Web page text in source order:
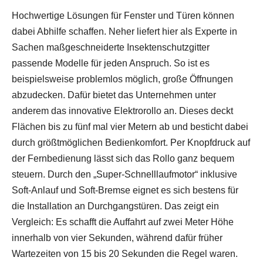
Hochwertige Lösungen für Fenster und Türen können
dabei Abhilfe schaffen. Neher liefert hier als Experte in
Sachen maßgeschneiderte Insektenschutzgitter
passende Modelle für jeden Anspruch. So ist es
beispielsweise problemlos möglich, große Öffnungen
abzudecken. Dafür bietet das Unternehmen unter
anderem das innovative Elektrorollo an. Dieses deckt
Flächen bis zu fünf mal vier Metern ab und besticht dabei
durch größtmöglichen Bedienkomfort. Per Knopfdruck auf
der Fernbedienung lässt sich das Rollo ganz bequem
steuern. Durch den „Super-Schnelllaufmotor“ inklusive
Soft-Anlauf und Soft-Bremse eignet es sich bestens für
die Installation an Durchgangstüren. Das zeigt ein
Vergleich: Es schafft die Auffahrt auf zwei Meter Höhe
innerhalb von vier Sekunden, während dafür früher
Wartezeiten von 15 bis 20 Sekunden die Regel waren.